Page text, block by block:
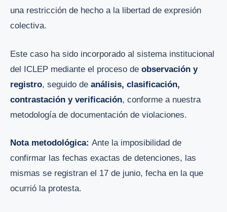
una restricción de hecho a la libertad de expresión
colectiva.
Este caso ha sido incorporado al sistema institucional
del ICLEP mediante el proceso de observación y
registro, seguido de análisis, clasificación,
contrastación y verificación, conforme a nuestra
metodología de documentación de violaciones.
Nota metodológica: Ante la imposibilidad de
confirmar las fechas exactas de detenciones, las
mismas se registran el 17 de junio, fecha en la que
ocurrió la protesta.